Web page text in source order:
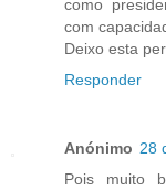
como
com
Deixo esta
Responder
Anónimo 28
Pois muito